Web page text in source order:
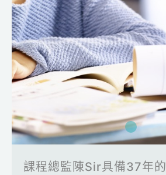
課程總監陳Sir具備37年的